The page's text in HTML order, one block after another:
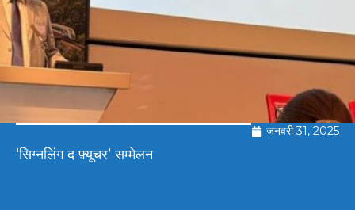
जनवरी 31, 2025
‘सिग्नलिंग द फ़्यूचर’ सम्मेलन